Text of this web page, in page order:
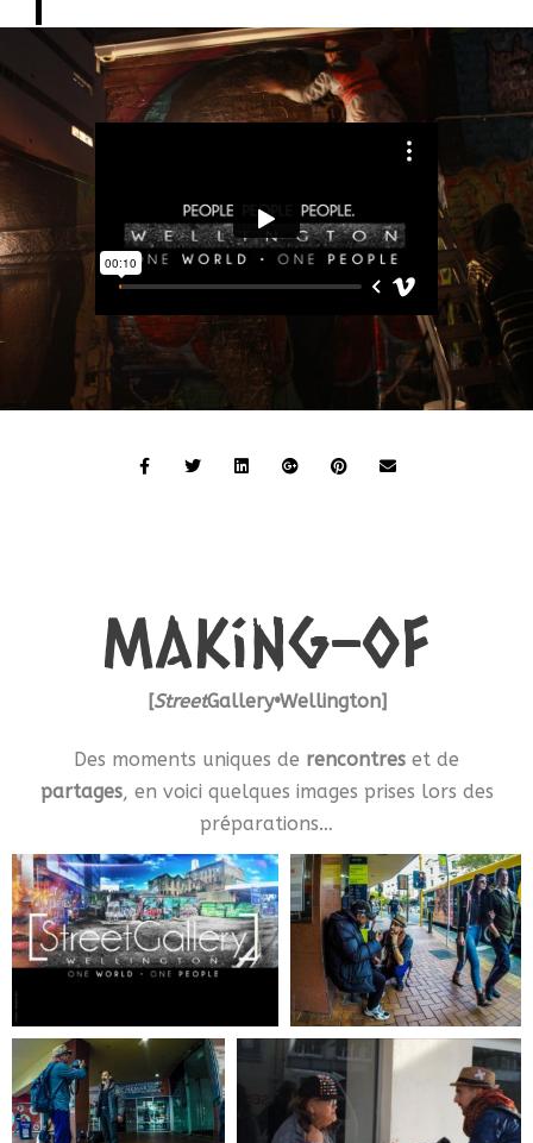
making-of
[StreetGallery•Wellington]
Des moments uniques de rencontres et de
partages, en voici quelques images prises lors des
préparations…